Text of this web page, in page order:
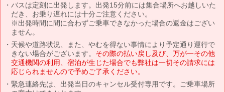
バスは定刻に出発します。出発15分前には集合場所へお越しいた
だき、お乗り遅れには十分ご注意ください。
※出発時間に間に合わずご乗車できなかった場合の返金はござい
ません。
天候や道路状況、また、やむを得ない事情により予定通り運行で
きない場合がございます。 その際の払い戻し及び、万が一その他
交通機関の利用、宿泊が生じた場合でも弊社は一切その請求には
応じられませんので予めご了承ください。
緊急連絡先は、出発当日のキャンセル受付専用です。ご乗車場所